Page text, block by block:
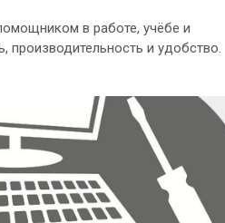
в работе, учёбе и
и удобство.
производителей со временем
естественный износ
повреждения или
доверить технику
ремонта ноутбуков
доступной цене и широкому